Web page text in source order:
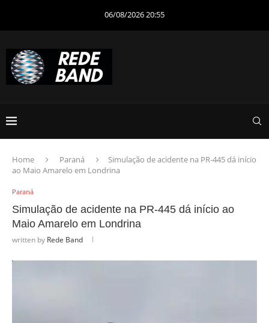
06/08/2026 20:55
Home Paraná
Simulação de acidente na PR-445 dá início
ao Maio Amarelo em Londrina
Paraná
Simulação de acidente na PR-445 dá início ao
Maio Amarelo em Londrina
written by Rede Band